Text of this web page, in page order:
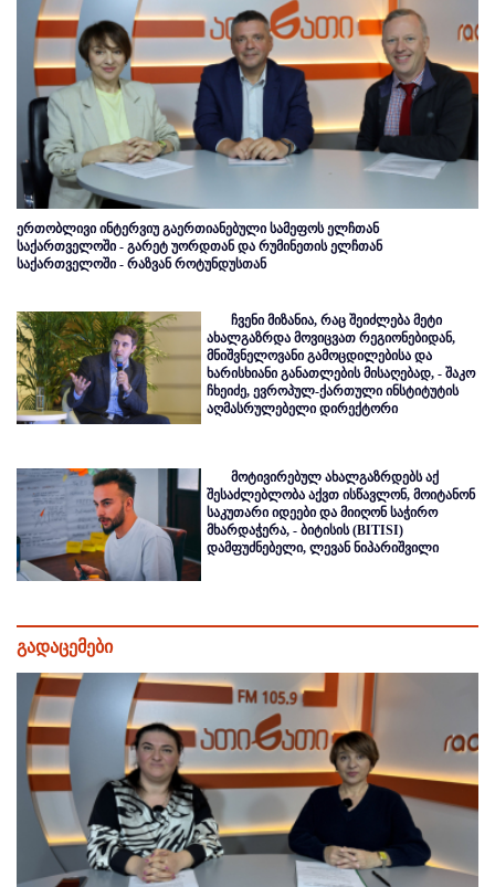
ერთობლივი ინტერვიუ გაერთიანებული სამეფოს ელჩთან
საქართველოში - გარეტ უორდთან და რუმინეთის ელჩთან
საქართველოში - რაზვან როტუნდუსთან
ჩვენი მიზანია, რაც შეიძლება მეტი
ახალგაზრდა მოვიცვათ რეგიონებიდან,
მნიშვნელოვანი გამოცდილებისა და
ხარისხიანი განათლების მისაღებად, - შაკო
ჩხეიძე, ევროპულ-ქართული ინსტიტუტის
აღმასრულებელი დირექტორი
მოტივირებულ ახალგაზრდებს აქ
შესაძლებლობა აქვთ ისწავლონ, მოიტანონ
საკუთარი იდეები და მიიღონ საჭირო
მხარდაჭერა, - ბიტისის (BITISI)
დამფუძნებელი, ლევან ნიპარიშვილი
გადაცემები